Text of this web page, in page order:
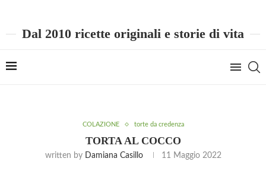
Dal 2010 ricette originali e storie di vita
COLAZIONE torte da credenza
TORTA AL COCCO
written by Damiana Casillo 11 Maggio 2022